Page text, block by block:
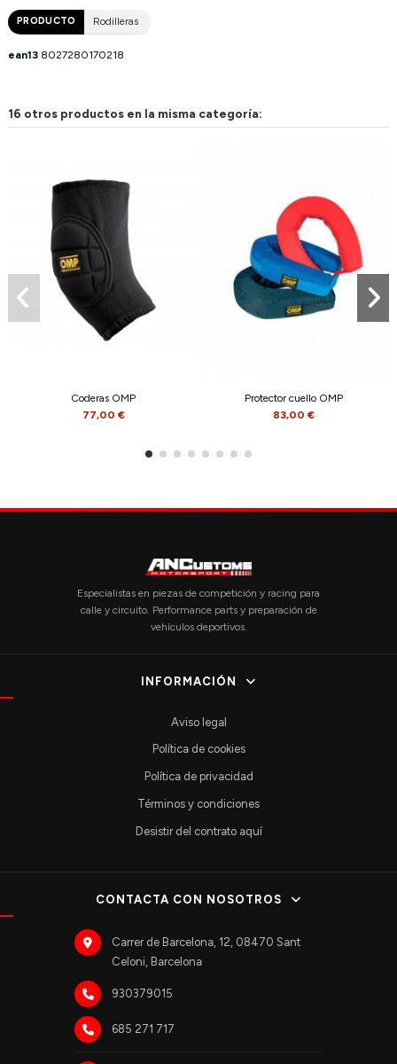
PRODUCTO Rodilleras
ean13 8027280170218
16 otros productos en la misma categoría:
Coderas OMP
77,00 €
Protector cuello OMP
83,00 €
Especialistas en piezas de competición y racing para
calle y circuito. Performance parts y preparación de
vehículos deportivos.
INFORMACIÓN
Aviso legal
Política de cookies
Política de privacidad
Términos y condiciones
Desistir del contrato aquí
CONTACTA CON NOSOTROS
Carrer de Barcelona, 12, 08470 Sant
Celoni, Barcelona
930379015
685 271 717